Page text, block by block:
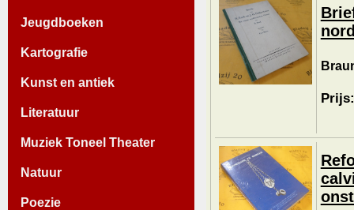
Jeugdboeken
Kartografie
Kunst en antiek
Literatuur
Muziek Toneel Theater
Natuur
Poezie